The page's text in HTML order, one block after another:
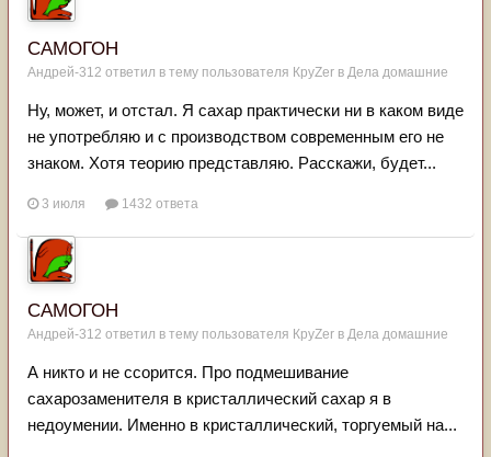
САМОГОН
Андрей-312 ответил в тему пользователя КруZer в Дела домашние
Ну, может, и отстал. Я сахар практически ни в каком виде
не употребляю и с производством современным его не
знаком. Хотя теорию представляю. Расскажи, будет...
3 июля 1432 ответа
САМОГОН
Андрей-312 ответил в тему пользователя КруZer в Дела домашние
А никто и не ссорится. Про подмешивание
сахарозаменителя в кристаллический сахар я в
недоумении. Именно в кристаллический, торгуемый на...